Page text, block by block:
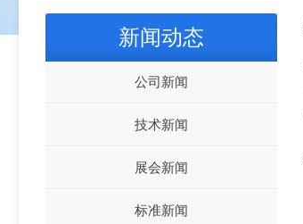
新闻动态
公司新闻
技术新闻
展会新闻
标准新闻